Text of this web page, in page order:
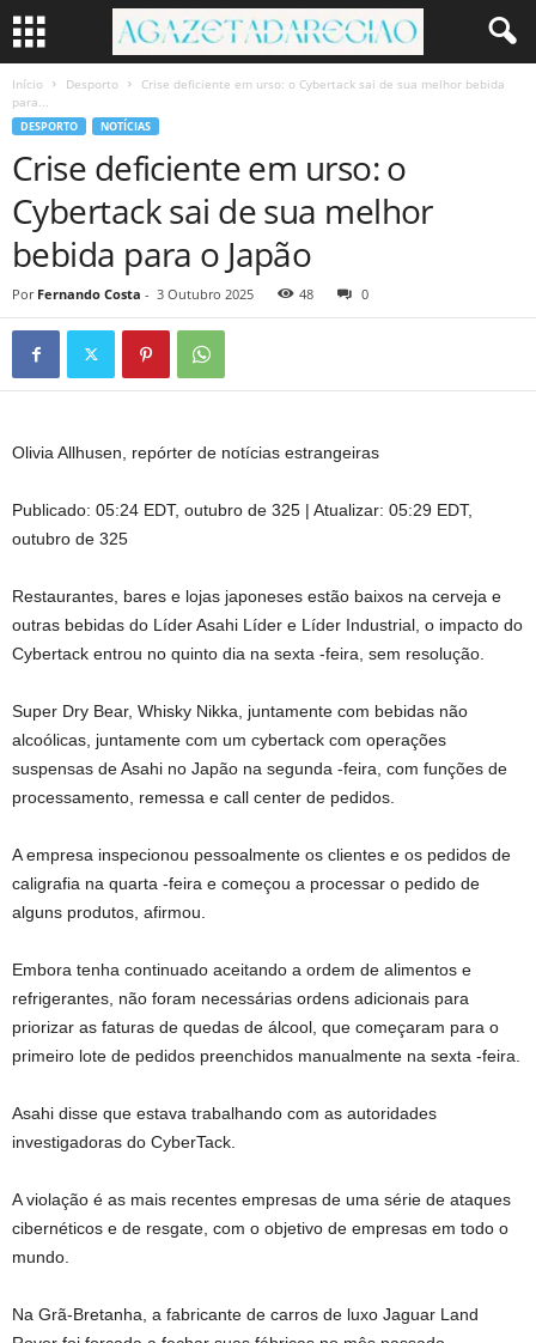
Início Desporto
Crise deficiente em urso: o Cybertack sai de sua melhor bebida
para...
DESPORTO NOTÍCIAS
Crise deficiente em urso: o
Cybertack sai de sua melhor
bebida para o Japão
Por Fernando Costa - 3 Outubro 2025 48 0
Olivia Allhusen, repórter de notícias estrangeiras
Publicado: 05:24 EDT, outubro de 325 | Atualizar: 05:29 EDT,
outubro de 325
Restaurantes, bares e lojas japoneses estão baixos na cerveja e
outras bebidas do Líder Asahi Líder e Líder Industrial, o impacto do
Cybertack entrou no quinto dia na sexta -feira, sem resolução.
Super Dry Bear, Whisky Nikka, juntamente com bebidas não
alcoólicas, juntamente com um cybertack com operações
suspensas de Asahi no Japão na segunda -feira, com funções de
processamento, remessa e call center de pedidos.
A empresa inspecionou pessoalmente os clientes e os pedidos de
caligrafia na quarta -feira e começou a processar o pedido de
alguns produtos, afirmou.
Embora tenha continuado aceitando a ordem de alimentos e
refrigerantes, não foram necessárias ordens adicionais para
priorizar as faturas de quedas de álcool, que começaram para o
primeiro lote de pedidos preenchidos manualmente na sexta -feira.
Asahi disse que estava trabalhando com as autoridades
investigadoras do CyberTack.
A violação é as mais recentes empresas de uma série de ataques
cibernéticos e de resgate, com o objetivo de empresas em todo o
mundo.
Na Grã-Bretanha, a fabricante de carros de luxo Jaguar Land